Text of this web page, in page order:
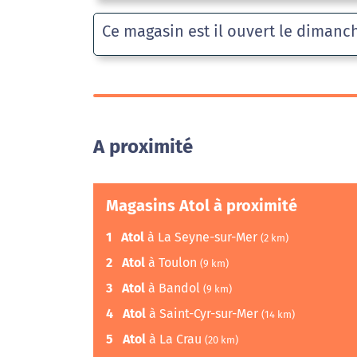
Ce magasin est il ouvert le
A proximité
Magasins Atol à proximité
1 Atol à La Seyne-sur-Mer (2 km)
2 Atol à Toulon (9 km)
3 Atol à Bandol (9 km)
4 Atol à Saint-Cyr-sur-Mer (14 km)
5 Atol à La Crau (20 km)